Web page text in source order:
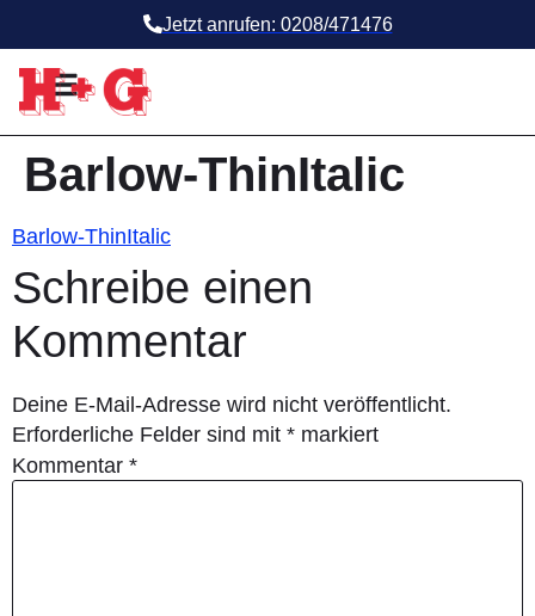
Jetzt anrufen: 0208/471476
Barlow-ThinItalic
Barlow-ThinItalic
Schreibe einen
Kommentar
Deine E-Mail-Adresse wird nicht veröffentlicht.
Erforderliche Felder sind mit * markiert
Kommentar *